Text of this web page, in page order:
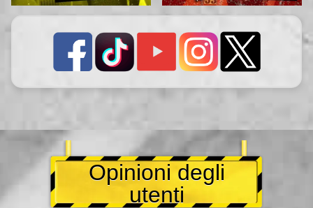
Opinioni degli
utenti